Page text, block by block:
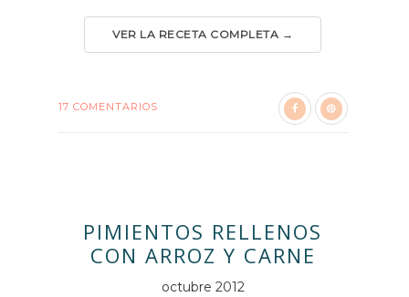
VER LA RECETA COMPLETA →
17 COMENTARIOS
PIMIENTOS RELLENOS
CON ARROZ Y CARNE
octubre 2012